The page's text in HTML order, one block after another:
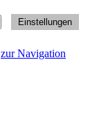
Einstellungen
zur Navigation